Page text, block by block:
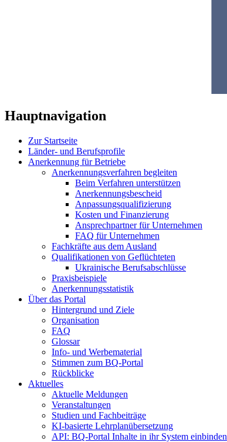
Hauptnavigation
Zur Startseite
Länder- und Berufsprofile
Anerkennung für Betriebe
Anerkennungsverfahren begleiten
Beim Verfahren unterstützen
Anerkennungsbescheid
Anpassungsqualifizierung
Kosten und Finanzierung
Ansprechpartner für Unternehmen
FAQ für Unternehmen
Fachkräfte aus dem Ausland
Qualifikationen von Geflüchteten
Ukrainische Berufsabschlüsse
Praxisbeispiele
Anerkennungsstatistik
Über das Portal
Hintergrund und Ziele
Organisation
FAQ
Glossar
Info- und Werbematerial
Stimmen zum BQ-Portal
Rückblicke
Aktuelles
Aktuelle Meldungen
Veranstaltungen
Studien und Fachbeiträge
KI-basierte Lehrplanübersetzung
API: BQ-Portal Inhalte in ihr System einbinden